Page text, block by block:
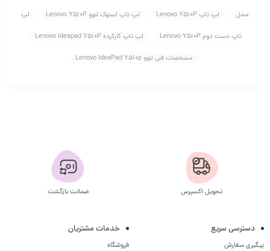
محل لپ تاپ Lenovo Y510P لپ تاپ استوک لنوو Lenovo Y510P لپ
تاپ دست دوم Lenovo Y510P لپ تاپ کارکرده Lenovo Ideapad Y510P
مشخصات فنی لنوو Lenovo IdeaPad Y510p
تحویل اکسپرس ضمانت بازگشت
دسترسی سریع
پیگیری سفارش
خدمات مشتریان
فروشگاه